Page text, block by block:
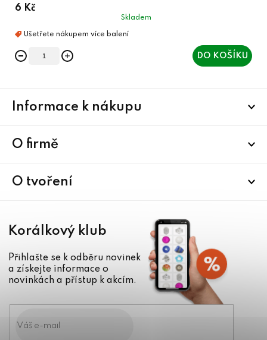
6 Kč
Skladem
DO KOŠÍKU
Informace k nákupu
O firmě
O tvoření
Korálkový klub
Přihlašte se k odběru novinek
a získejte informace o
novinkách a přístup k akcím.